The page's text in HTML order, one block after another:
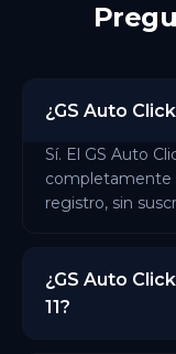
¿GS Auto
Sí. El GS Auto
completamente
registro, sin
¿GS Auto
11?